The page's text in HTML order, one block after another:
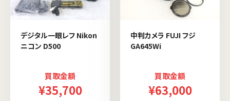
デジタル一眼レフ Nikon
ニコン D500
買取金額
¥35,700
中判カメラ FUJI フジ
GA645Wi
買取金額
¥63,000